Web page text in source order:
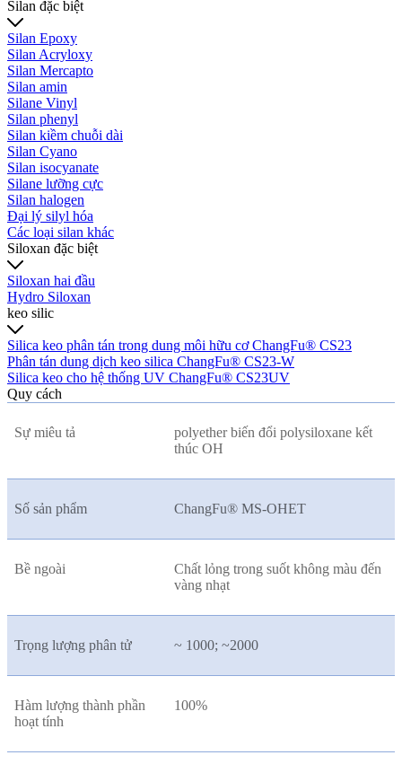
Silan đặc biệt
Silan Epoxy
Silan Acryloxy
Silan Mercapto
Silan amin
Silane Vinyl
Silan phenyl
Silan kiềm chuỗi dài
Silan Cyano
Silan isocyanate
Silane lưỡng cực
Silan halogen
Đại lý silyl hóa
Các loại silan khác
Siloxan đặc biệt
Siloxan hai đầu
Hydro Siloxan
keo silic
Silica keo phân tán trong dung môi hữu cơ ChangFu® CS23
Phân tán dung dịch keo silica ChangFu® CS23-W
Silica keo cho hệ thống UV ChangFu® CS23UV
Quy cách
Sự miêu tả
polyether biến đổi polysiloxane kết
thúc OH
Số sản phẩm ChangFu® MS-OHET
Bề ngoài
Chất lỏng trong suốt không màu đến
vàng nhạt
Trọng lượng phân tử ~ 1000; ~2000
Hàm lượng thành phần
hoạt tính
100%